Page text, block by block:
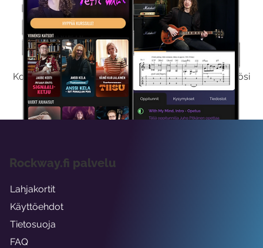
Kokeile Ilmaiseksi
Kokeilemalla ilmaiseksi saat koko sisältömme käyttöösi
viikon ajaksi.
Rockway.fi palvelu
Lahjakortit
Käyttöehdot
Tietosuoja
FAQ